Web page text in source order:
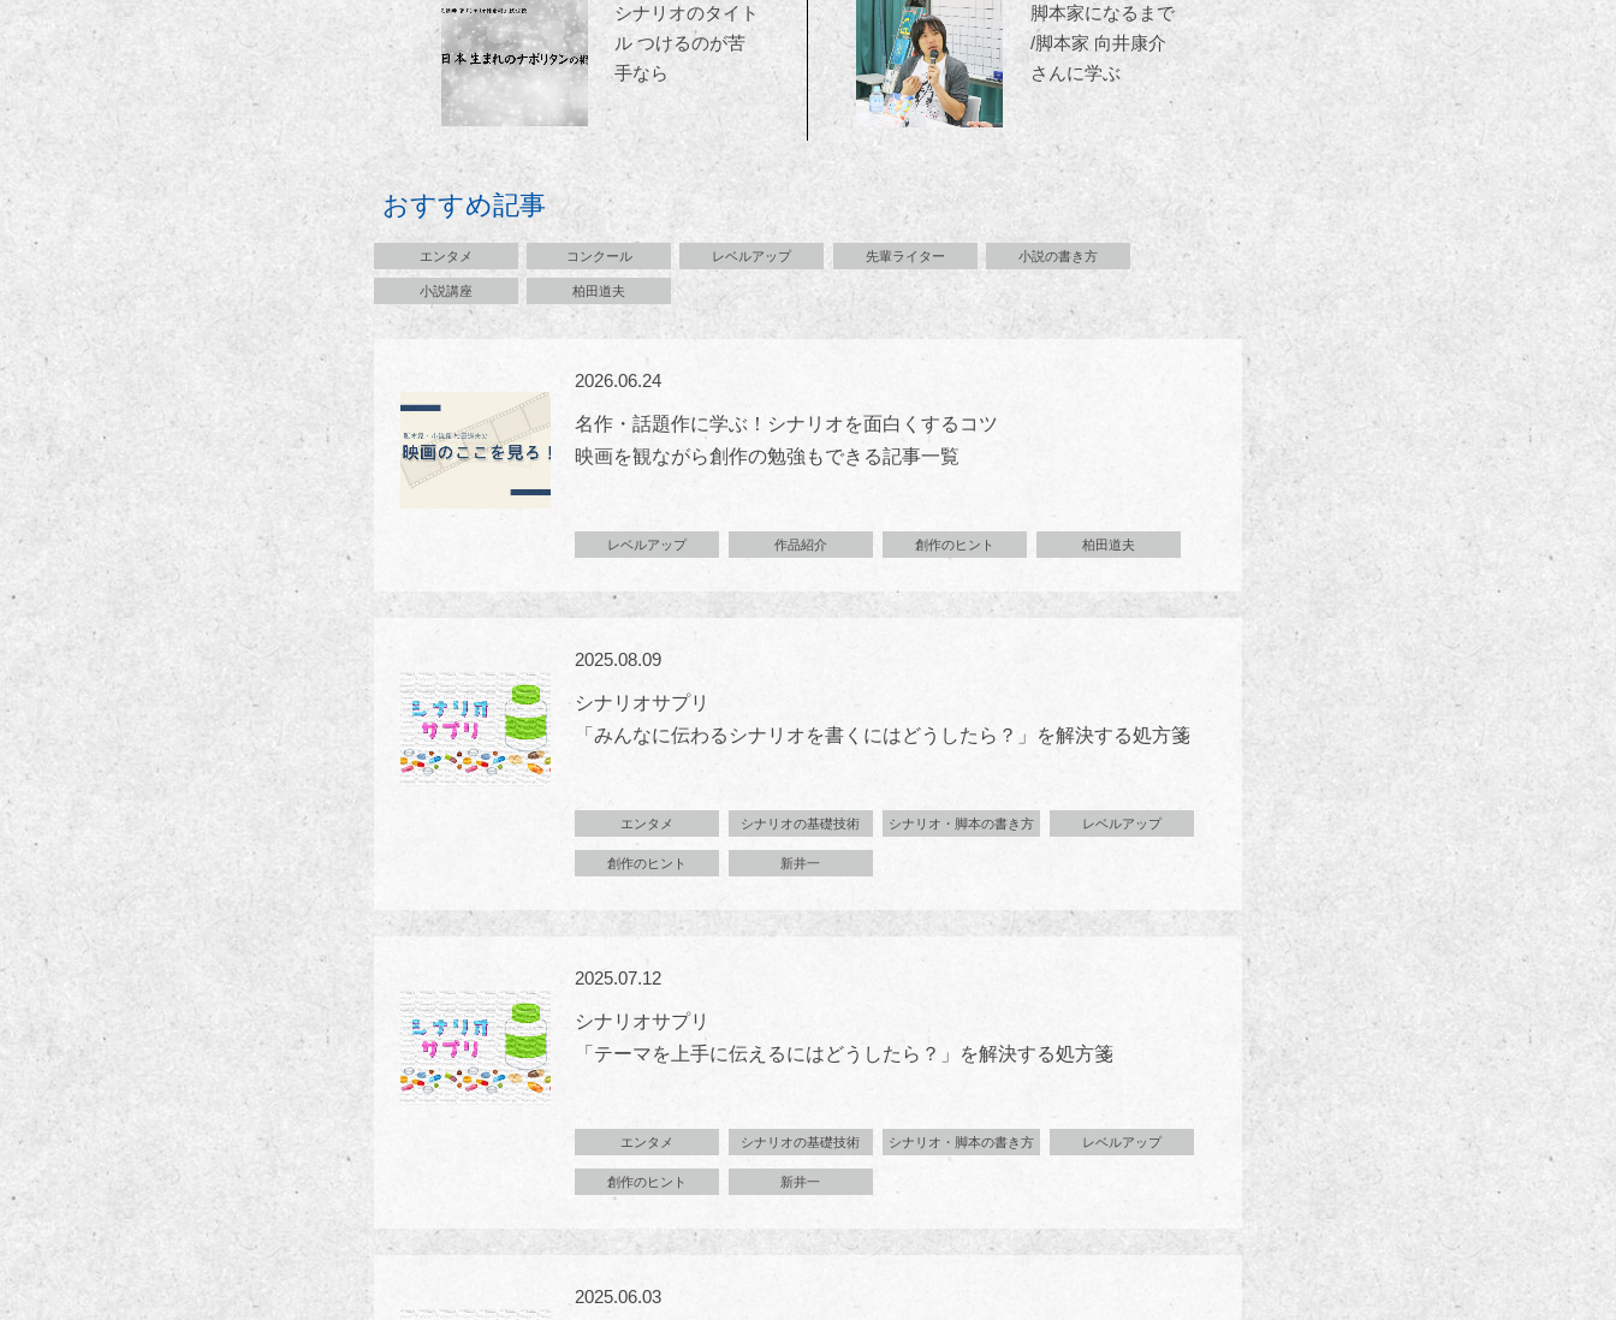
シナリオのタイト
ル つけるのが苦
手なら
脚本家になるまで
/脚本家 向井康介
さんに学ぶ
おすすめ記事
エンタメ コンクール レベルアップ 先輩ライター 小説の書き方
小説講座 柏田道夫
2026.06.24
名作・話題作に学ぶ！シナリオを面白くするコツ
映画を観ながら創作の勉強もできる記事一覧
レベルアップ 作品紹介 創作のヒント 柏田道夫
2025.08.09
シナリオサプリ
「みんなに伝わるシナリオを書くにはどうしたら？」を解決する処方箋
エンタメ シナリオの基礎技術 シナリオ・脚本の書き方 レベルアップ
創作のヒント 新井一
2025.07.12
シナリオサプリ
「テーマを上手に伝えるにはどうしたら？」を解決する処方箋
エンタメ シナリオの基礎技術 シナリオ・脚本の書き方 レベルアップ
創作のヒント 新井一
2025.06.03